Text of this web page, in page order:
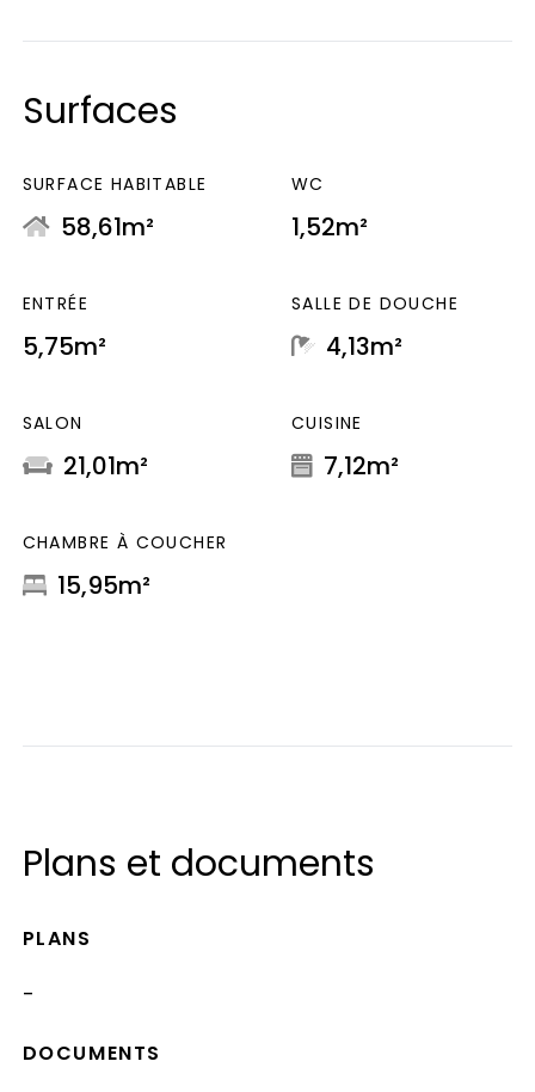
Surfaces
SURFACE HABITABLE
58,61m²
WC
1,52m²
ENTRÉE
5,75m²
SALLE DE DOUCHE
4,13m²
SALON
21,01m²
CUISINE
7,12m²
CHAMBRE À COUCHER
15,95m²
Plans et documents
PLANS
-
DOCUMENTS